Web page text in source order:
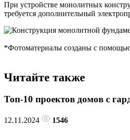
При устройстве монолитных
требуется дополнительный
*Фотоматериалы созданы с
Читайте также
Топ-10 проектов домов с
12.11.2024 1546